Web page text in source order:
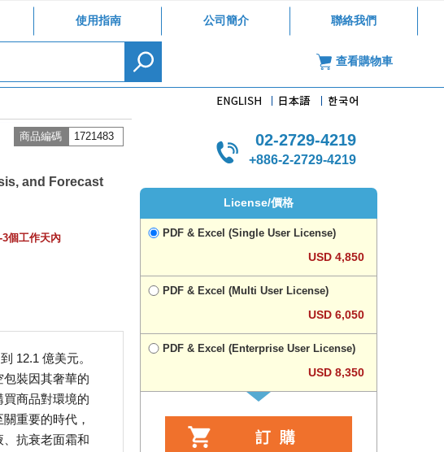
使用指南 公司簡介 聯絡我們
查看購物車
商品編碼 1721483
and Forecast
個工作天內
12.1 億美元。
裝因其奢華的
商品對環境的
重要的時代，
抗衰老面霜和
02-2729-4219
+886-2-2729-4219
License/價格
PDF & Excel (Single User License)
USD 4,850
PDF & Excel (Multi User License)
USD 6,050
PDF & Excel (Enterprise User License)
USD 8,350